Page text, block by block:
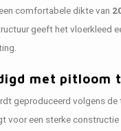
comfortabele dikte van
geeft het vloerkleed
met pitloom
geproduceerd volgens de
een sterke